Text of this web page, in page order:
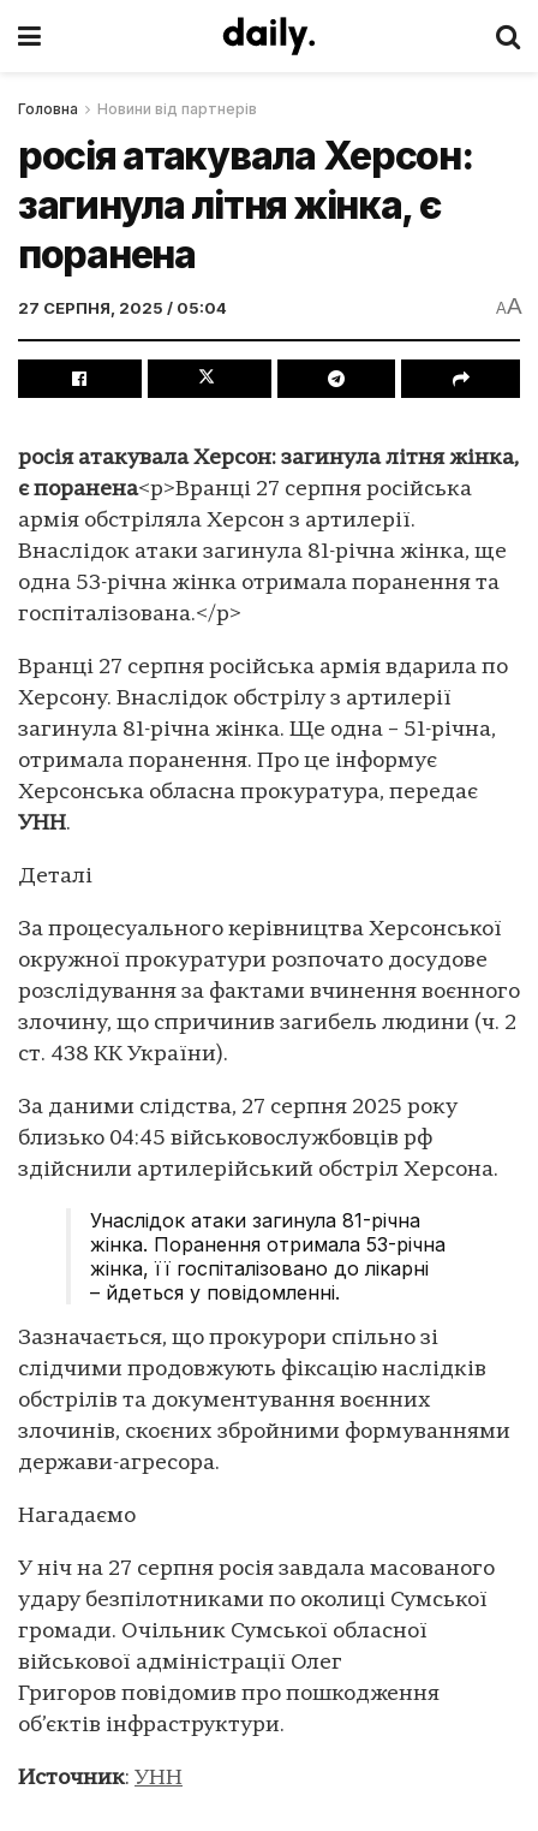
Головна Новини від партнерів
росія атакувала Херсон:
загинула літня жінка, є
поранена
27 СЕРПНЯ, 2025 / 05:04 AA
росія атакувала Херсон: загинула літня жінка,
є поранена<p>Вранці 27 серпня російська
армія обстріляла Херсон з артилерії.
Внаслідок атаки загинула 81-річна жінка, ще
одна 53-річна жінка отримала поранення та
госпіталізована.</p>
Вранці 27 серпня російська армія вдарила по
Херсону. Внаслідок обстрілу з артилерії
загинула 81-річна жінка. Ще одна – 51-річна,
отримала поранення. Про це інформує
Херсонська обласна прокуратура, передає
УНН.
Деталі
За процесуального керівництва Херсонської
окружної прокуратури розпочато досудове
розслідування за фактами вчинення воєнного
злочину, що спричинив загибель людини (ч. 2
ст. 438 КК України).
За даними слідства, 27 серпня 2025 року
близько 04:45 військовослужбовців рф
здійснили артилерійський обстріл Херсона.
Унаслідок атаки загинула 81-річна
жінка. Поранення отримала 53-річна
жінка, її госпіталізовано до лікарні
– йдеться у повідомленні.
Зазначається, що прокурори спільно зі
слідчими продовжують фіксацію наслідків
обстрілів та документування воєнних
злочинів, скоєних збройними формуваннями
держави-агресора.
Нагадаємо
У ніч на 27 серпня росія завдала масованого
удару безпілотниками по околиці Сумської
громади. Очільник Сумської обласної
військової адміністрації Олег
Григоров повідомив про пошкодження
об’єктів інфраструктури.
Источник: УНН